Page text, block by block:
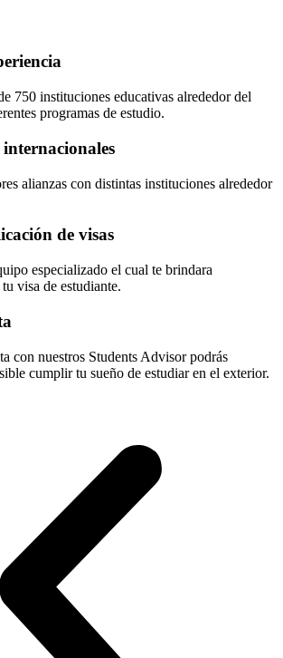
750 instituciones educativas alrededor del
programas de estudio.
internacionales
alianzas con distintas instituciones alrededor
de visas
especializado el cual te brindara
visa de estudiante.
con nuestros Students Advisor podrás
cumplir tu sueño de estudiar en el exterior.